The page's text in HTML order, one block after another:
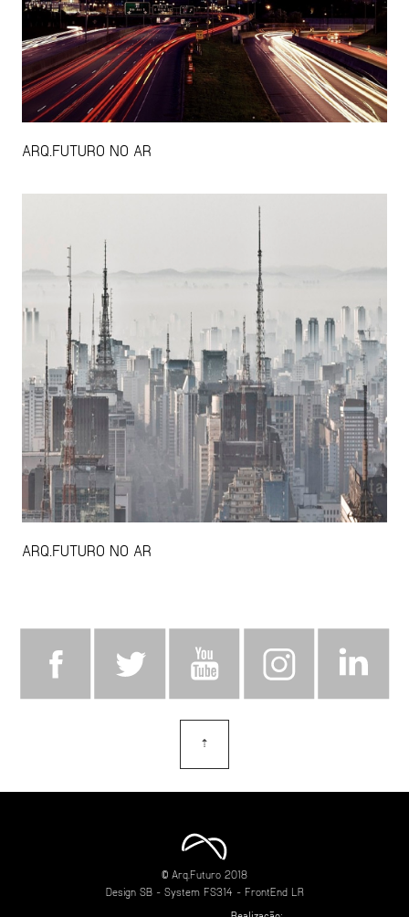
ARQ.FUTURO NO AR
ARQ.FUTURO NO AR
⇡
© Arq.Futuro 2018
Design SB- System FS314 - FrontEnd LR